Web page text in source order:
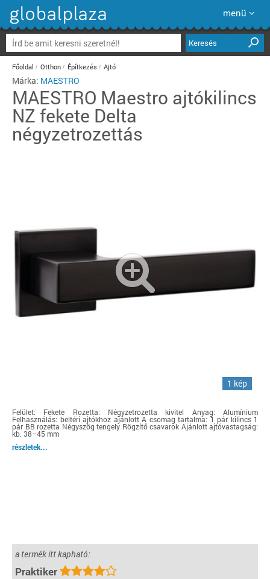
menü
Keresés
Főoldal Otthon Építkezés Ajtó
Márka: MAESTRO
MAESTRO Maestro ajtókilincs
NZ fekete Delta
négyzetrozettás
1 kép
Felület: Fekete Rozetta: Négyzetrozetta kivitel Anyag: Alumínium
Felhasználás: beltéri ajtókhoz ajánlott A csomag tartalma: 1 pár kilincs 1
pár BB rozetta Négyszög tengely Rögzítő csavarok Ajánlott ajtóvastagság:
kb. 38–45 mm
részletek...
a termék itt kapható:
Praktiker